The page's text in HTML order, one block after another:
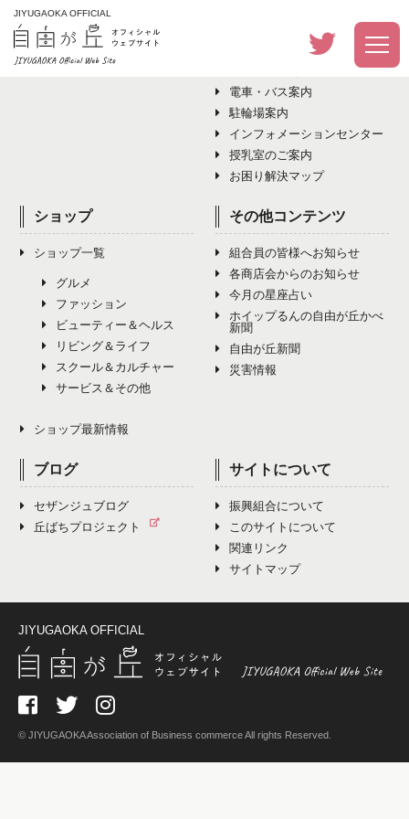
JIYUGAOKA OFFICIAL
イベント アクセス・その他
アクセス・その他トップ
電車・バス案内
駐輪場案内
インフォメーションセンター
授乳室のご案内
お困り解決マップ
ショップ
ショップ一覧
グルメ
ファッション
ビューティー＆ヘルス
リビング＆ライフ
スクール＆カルチャー
サービス＆その他
ショップ最新情報
その他コンテンツ
組合員の皆様へお知らせ
各商店会からのお知らせ
今月の星座占い
ホイップるんの自由が丘かべ
新聞
自由が丘新聞
災害情報
ブログ
セザンジュブログ
丘ばちプロジェクト
サイトについて
振興組合について
このサイトについて
関連リンク
サイトマップ
JIYUGAOKA OFFICIAL
© JIYUGAOKA Association of Business commerce All rights Reserved.